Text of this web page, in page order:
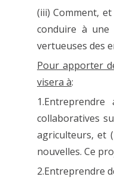
(iii) Comment,
conduire à
vertueuses des
Pour apporter
visera à:
collaboratives
agriculteurs, et
nouvelles. Ce
2.Entreprendre